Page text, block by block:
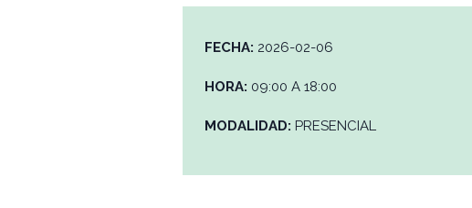
FECHA: 2026-02-06
HORA: 09:00 A 18:00
MODALIDAD: PRESENCIAL